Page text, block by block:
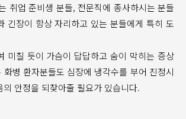
취업 준비생 분들, 전문직에 종사하시는 분들
긴장이 항상 자리하고 있는 분들에게 특히 도
미칠 듯이 가슴이 답답하고 숨이 막히는 증상
화병 환자분들도 심장에 냉각수를 부어 진정시
의 안정을 되찾아줄 필요가 있습니다.